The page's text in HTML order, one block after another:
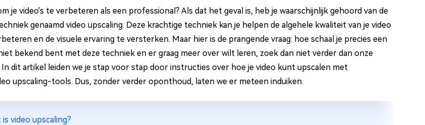
je video's te verbeteren als een professional? Als dat het geval is, heb je waarschijnlijk gehoord van de
genaamd video upscaling. Deze krachtige techniek kan je helpen de algehele kwaliteit van je video
en de visuele ervaring te versterken. Maar hier is de prangende vraag: hoe schaal je precies een
bekend bent met deze techniek en er graag meer over wilt leren, zoek dan niet verder dan onze
In dit artikel leiden we je stap voor stap door instructies over hoe je video kunt upscalen met
upscaling-tools. Dus, zonder verder oponthoud, laten we er meteen induiken.
is video upscaling?